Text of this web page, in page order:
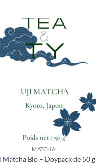
MATCHA
Matcha Bio – Doypack de 50 g